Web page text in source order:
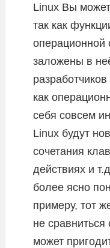
Linux Вы
так как
операционной
заложены в
как
себя совсем
Linux будут
сочетания
действиях и
более ясно
примеру, тот
не
может